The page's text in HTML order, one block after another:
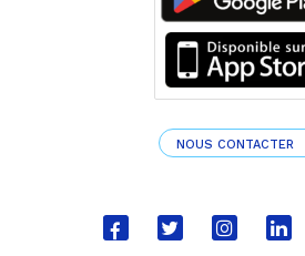
Lien
Lien
Lien
Lien
NOUS CONTACTER